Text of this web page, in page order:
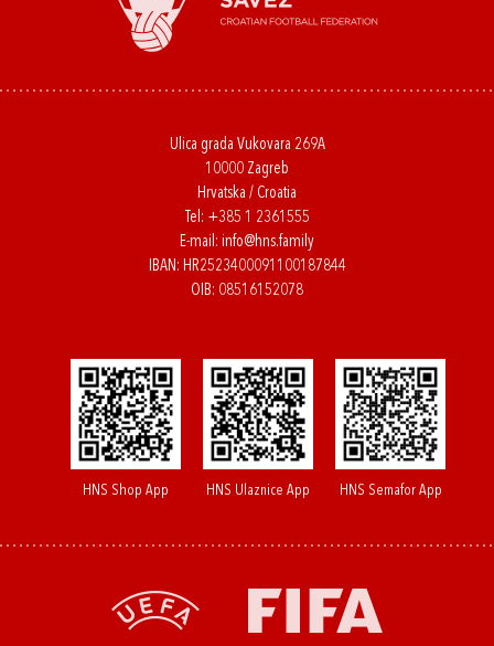
Ulica grada Vukovara 269A
10000 Zagreb
Hrvatska / Croatia
Tel: +385 1 2361555
E-mail: info@hns.family
IBAN: HR2523400091100187844
OIB: 08516152078
HNS Shop App HNS Ulaznice App HNS Semafor App